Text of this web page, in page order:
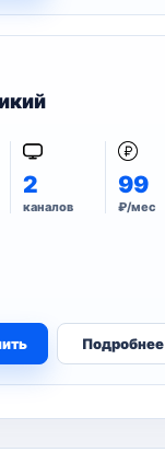
2
каналов
99
₽/мес
Подробнее